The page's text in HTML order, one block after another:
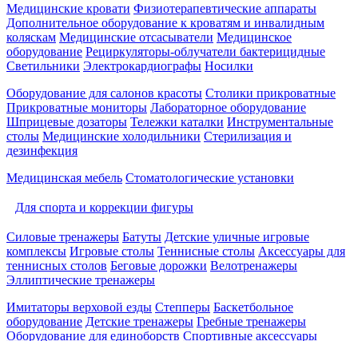
Медицинские кровати Физиотерапевтические аппараты
Дополнительное оборудование к кроватям и инвалидным
коляскам Медицинские отсасыватели Медицинское
оборудование Рециркуляторы-облучатели бактерицидные
Светильники Электрокардиографы Носилки
Оборудование для салонов красоты Столики прикроватные
Прикроватные мониторы Лабораторное оборудование
Шприцевые дозаторы Тележки каталки Инструментальные
столы Медицинские холодильники Стерилизация и
дезинфекция
Медицинская мебель Стоматологические установки
Для спорта и коррекции фигуры
Силовые тренажеры Батуты Детские уличные игровые
комплексы Игровые столы Теннисные столы Аксессуары для
теннисных столов Беговые дорожки Велотренажеры
Эллиптические тренажеры
Имитаторы верховой езды Степперы Баскетбольное
оборудование Детские тренажеры Гребные тренажеры
Оборудование для единоборств Спортивные аксессуары